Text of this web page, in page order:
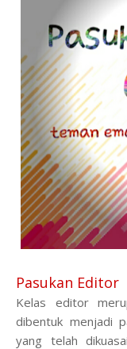
Pasukan Editor
Kelas editor
dibentuk menjadi
yang telah